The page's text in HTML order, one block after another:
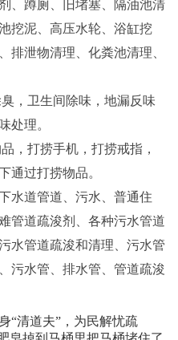
、蹲厕、旧堵塞、隔油池清
挖泥、高压水轮、浴缸挖
排泄物清理、化粪池清理、
，卫生间除味，地漏反味
处理。
，打捞手机，打捞戒指，
通过打捞物品。
水道管道、污水、普通住
管道疏浚剂、各种污水管道
水管道疏浚和清理、污水管
污水管、排水管、管道疏浚
“清道夫”，为民解忧疏